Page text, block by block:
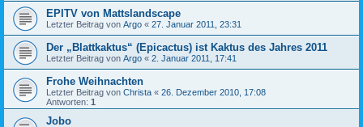
EPITV von Mattslandscape
Letzter Beitrag von Argo « 27. Januar 2011, 23:31
Der „Blattkaktus“ (Epicactus) ist Kaktus des Jahres 2011
Letzter Beitrag von Argo « 2. Januar 2011, 17:41
Frohe Weihnachten
Letzter Beitrag von Christa « 26. Dezember 2010, 17:08
Antworten: 1
Jobo